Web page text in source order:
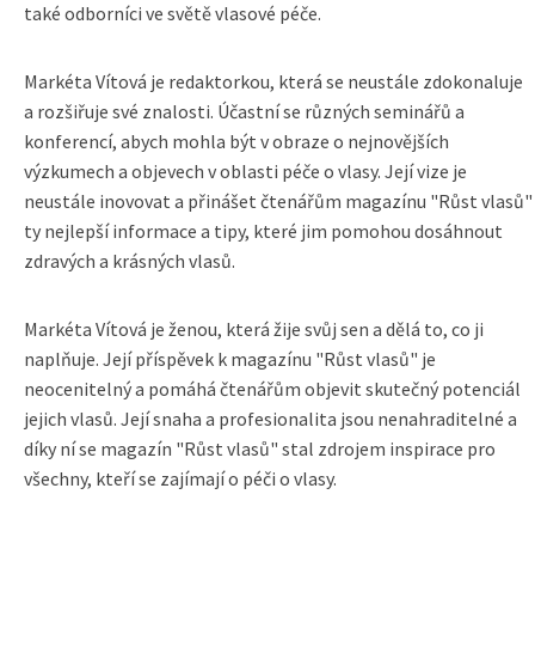
také odborníci ve světě vlasové péče.
Markéta Vítová je redaktorkou, která se neustále zdokonaluje
a rozšiřuje své znalosti. Účastní se různých seminářů a
konferencí, abych mohla být v obraze o nejnovějších
výzkumech a objevech v oblasti péče o vlasy. Její vize je
neustále inovovat a přinášet čtenářům magazínu "Růst vlasů"
ty nejlepší informace a tipy, které jim pomohou dosáhnout
zdravých a krásných vlasů.
Markéta Vítová je ženou, která žije svůj sen a dělá to, co ji
naplňuje. Její příspěvek k magazínu "Růst vlasů" je
neocenitelný a pomáhá čtenářům objevit skutečný potenciál
jejich vlasů. Její snaha a profesionalita jsou nenahraditelné a
díky ní se magazín "Růst vlasů" stal zdrojem inspirace pro
všechny, kteří se zajímají o péči o vlasy.